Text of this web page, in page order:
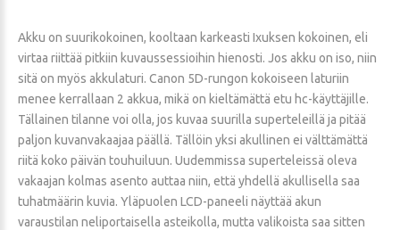
Akku on suurikokoinen, kooltaan karkeasti Ixuksen kokoinen, eli
virtaa riittää pitkiin kuvaussessioihin hienosti. Jos akku on iso, niin
sitä on myös akkulaturi. Canon 5D-rungon kokoiseen laturiin
menee kerrallaan 2 akkua, mikä on kieltämättä etu hc-käyttäjille.
Tällainen tilanne voi olla, jos kuvaa suurilla superteleillä ja pitää
paljon kuvanvakaajaa päällä. Tällöin yksi akullinen ei välttämättä
riitä koko päivän touhuiluun. Uudemmissa superteleissä oleva
vakaajan kolmas asento auttaa niin, että yhdellä akullisella saa
tuhatmäärin kuvia. Yläpuolen LCD-paneeli näyttää akun
varaustilan neliportaisella asteikolla, mutta valikoista saa sitten